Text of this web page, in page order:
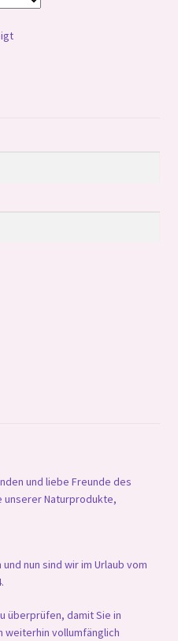
und liebe Freunde des
unserer Naturprodukte,
nun sind wir im Urlaub vom
überprüfen, damit Sie in
weiterhin vollumfänglich